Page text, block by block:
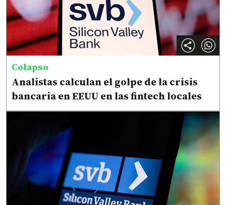
Colapso
Analistas calculan el golpe de la crisis
bancaria en EEUU en las fintech locales